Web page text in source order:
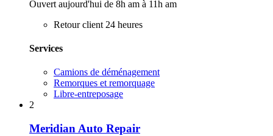
Ouvert aujourd'hui de 8h am à 11h am
Retour client 24 heures
Services
Camions de déménagement
Remorques et remorquage
Libre-entreposage
2
Meridian Auto Repair